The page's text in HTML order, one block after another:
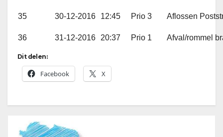
35 30-12-2016 12:45 Prio 3 Aflossen
36 31-12-2016 20:37 Prio 1 Afval/rommel
Dit delen:
Facebook X